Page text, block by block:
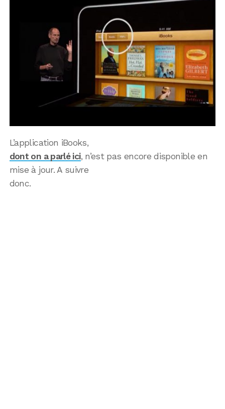
L’application iBooks,
dont on a parlé ici, n’est pas encore disponible en
mise à jour. A suivre
donc.